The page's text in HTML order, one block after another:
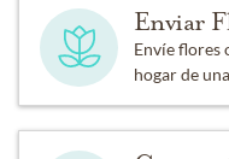
Enviar
Envíe flores
hogar de